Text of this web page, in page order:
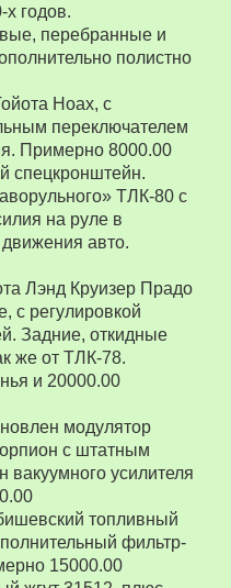
годов.
перебранные и
полистно
Ноах, с
переключателем
Примерно 8000.00
спецкронштейн.
ТЛК-80 с
на руле в
движения авто.
Лэнд Круизер Прадо
с регулировкой
Задние, откидные
же от ТЛК-78.
и 20000.00
модулятор
с штатным
усилителя
топливный
фильтр-
15000.00